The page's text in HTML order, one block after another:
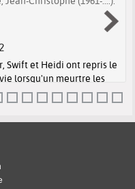
Swift et Heidi ont repris le
lorsqu'un meurtre les
Tout porte à croire que
qui a assassiné des
les clubs homosexuels